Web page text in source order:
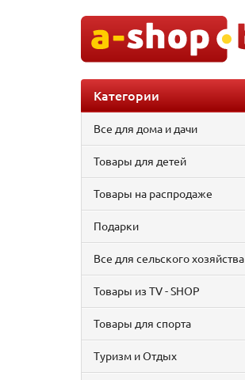
Категории
Все для дома и дачи
Товары для детей
Товары на распродаже
Подарки
Все для сельского хозяйства
Товары из TV - SHOP
Товары для спорта
Туризм и Отдых